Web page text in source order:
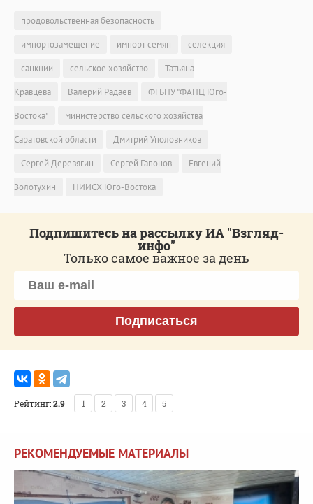
продовольственная безопасность
импортозамещение
импорт семян
селекция
санкции
сельское хозяйство
Татьяна
Кравцева
Валерий Радаев
ФГБНУ "ФАНЦ Юго-
Востока"
министерство сельского хозяйства
Саратовской области
Дмитрий Уполовников
Сергей Деревягин
Сергей Гапонов
Евгений
Золотухин
НИИСХ Юго-Востока
Подпишитесь на рассылку ИА "Взгляд-
инфо"
Только самое важное за день
Подписаться
Рейтинг:2.9 1 2 3 4 5
РЕКОМЕНДУЕМЫЕ МАТЕРИАЛЫ